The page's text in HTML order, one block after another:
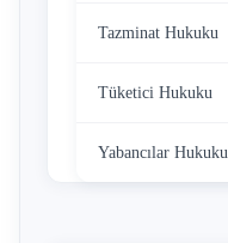
Tazminat Hukuku
Tüketici Hukuku
Yabancılar Hukuku